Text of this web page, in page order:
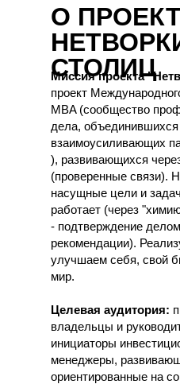
О
СТОЛИЦ
Миссия проекта
проект
MBA (сообщество
дела,
взаимоусиливающих
), развивающихся
(проверенные связи).
насущные цели и
работает (через
- подтверждение
рекомендации).
улучшаем себя, свой
мир.
Целевая аудитория:
владельцы и
инициаторы
менеджеры,
ориентированные на